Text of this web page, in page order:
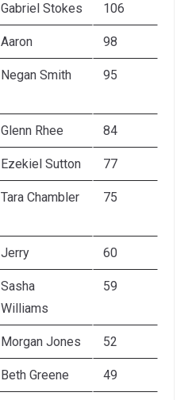
Gabriel Stokes 106
Aaron 98
Negan Smith 95
Glenn Rhee 84
Ezekiel Sutton 77
Tara Chambler 75
Jerry 60
Sasha
Williams
59
Morgan Jones 52
Beth Greene 49